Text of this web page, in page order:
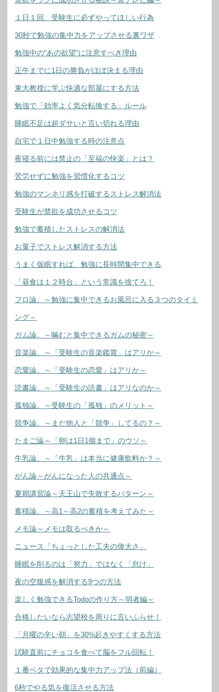
１日１回、受験生に必ずやってほしい行為
30秒で勉強の集中力をアップさせる裏ワザ
勉強中の“あの欲望”に注意すべき理由
正午までに1日の勝負がほぼ決まる理由
東大教授に学ぶ快適な部屋にする方法
勉強で「効率よく気分転換する」ルール
睡眠不足は超ダサいと言い切れる理由
自宅で１日中勉強する時の注意点
夜寝る前には禁止の「至福の快楽」とは？
苦労せずに勉強を習慣化するコツ
勉強のマンネリ感を打破するストレス解消法
受験生が禁欲を成功させるコツ
勉強で蓄積したストレスの解消法
お菓子でストレス解消する方法
うまく仮眠すれば、勉強に長時間集中できる
「昼食は１２時台」という常識を捨てろ！
フロ論。～勉強に集中できるお風呂に入る３つのタイミ
ング～
ガム論。～噛むと集中できるガムの秘密～
音楽論。～「受験生の音楽鑑賞」はアリか～
恋愛論。～「受験生の恋愛」はアリか～
読書論。～「受験生の読書」はアリなのか～
孤独論。～受験生の「孤独」のメリット～
競争論。～まだ他人と「競争」してるの？～
たまご論～「卵は1日1個まで」のウソ～
牛乳論。～「牛乳」は本当に健康飲料か？～
がん論～がんになった人の共通点～
夏期講習論～天王山で失敗するパターン～
蓄積論。～高1～高2の蓄積を考えてみた～
メモ論～メモは取るべきか～
ニュース「ちょっとした工夫の偉大さ」
睡眠を削るのは「努力」ではなく「怠け」
夜の空腹感を解消する9つの方法
楽しく勉強できるTodoの作り方～弱者編～
合格したいなら志望校を周りに言いふらせ！
「月曜の辛い朝」を30%起きやすくする方法
試験直前にチョコを食べて脳をフル回転！
１番ベタで効果的な集中力アップ法（前編）
6秒でやる気を復活させる方法